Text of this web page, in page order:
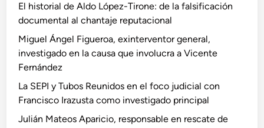
El historial de Aldo López-Tirone: de la falsificación
documental al chantaje reputacional
Miguel Ángel Figueroa, exinterventor general,
investigado en la causa que involucra a Vicente
Fernández
La SEPI y Tubos Reunidos en el foco judicial con
Francisco Irazusta como investigado principal
Julián Mateos Aparicio, responsable en rescate de